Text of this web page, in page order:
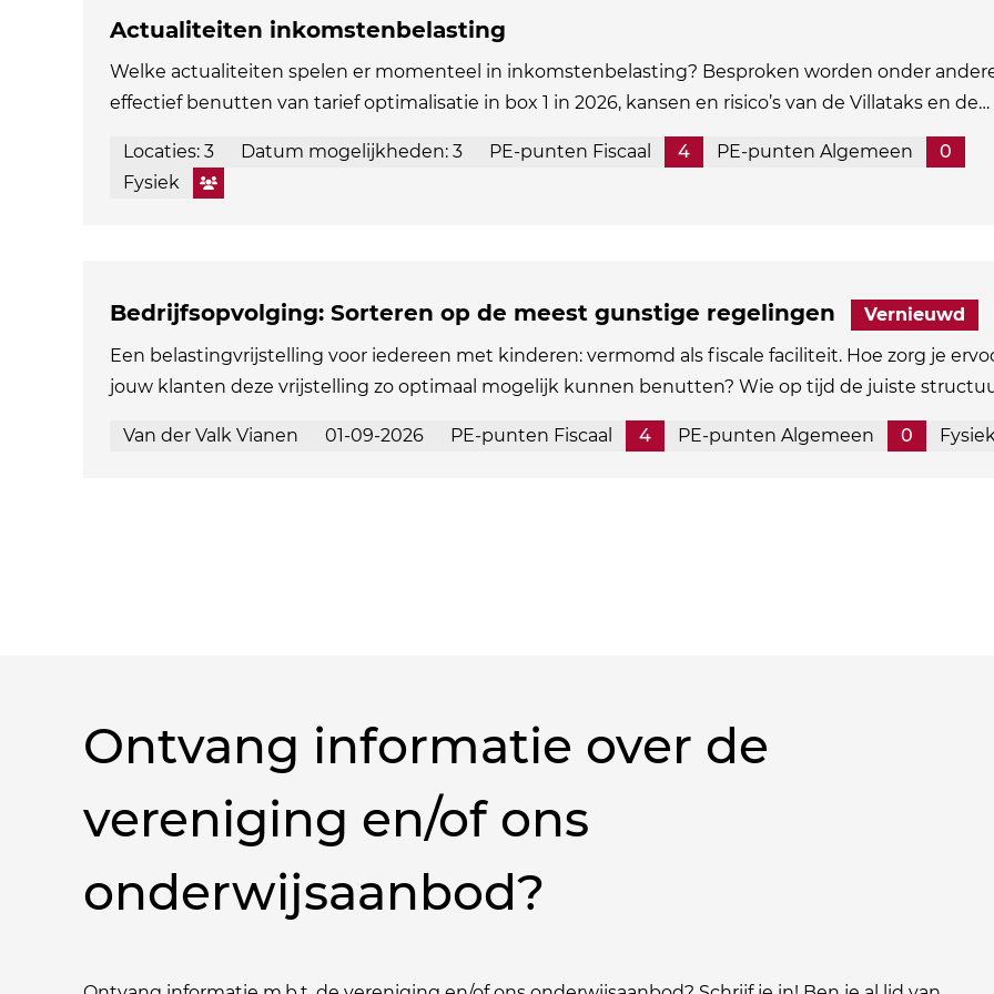
Actualiteiten inkomstenbelasting
Welke actualiteiten spelen er momenteel in inkomstenbelasting? Besproken worden onder
effectief benutten van tarief optimalisatie in box 1 in 2026, kansen en risico’s van de Villataks en de…
Locaties: 3 Datum mogelijkheden: 3 PE-punten Fiscaal 4 PE-punten Algemeen
0
Fysiek
Bedrijfsopvolging: Sorteren op de meest gunstige regelingen
Vernieuwd
Een belastingvrijstelling voor iedereen met kinderen: vermomd als fiscale faciliteit. Hoe zorg je
jouw klanten deze vrijstelling zo optimaal mogelijk kunnen benutten? Wie op tijd de juiste
Van der Valk Vianen 01-09-2026 PE-punten Fiscaal 4 PE-punten Algemeen 0 Fysiek
Ontvang informatie over de
vereniging en/of ons
onderwijsaanbod?